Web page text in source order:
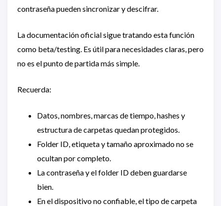
contraseña pueden sincronizar y descifrar.
La documentación oficial sigue tratando esta función
como beta/testing. Es útil para necesidades claras, pero
no es el punto de partida más simple.
Recuerda:
Datos, nombres, marcas de tiempo, hashes y
estructura de carpetas quedan protegidos.
Folder ID, etiqueta y tamaño aproximado no se
ocultan por completo.
La contraseña y el folder ID deben guardarse
bien.
En el dispositivo no confiable, el tipo de carpeta